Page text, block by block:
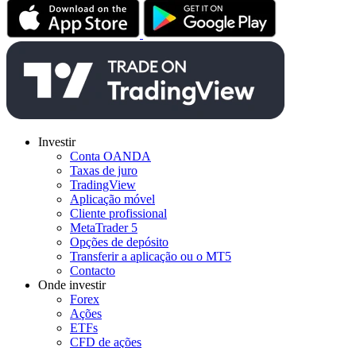
Investir
Conta OANDA
Taxas de juro
TradingView
Aplicação móvel
Cliente profissional
MetaTrader 5
Opções de depósito
Transferir a aplicação ou o MT5
Contacto
Onde investir
Forex
Ações
ETFs
CFD de ações